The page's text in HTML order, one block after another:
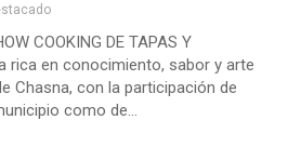
COOKING DE TAPAS Y
rica en conocimiento, sabor y arte
Chasna, con la participación de
como de...